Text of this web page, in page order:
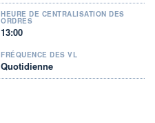
HEURE DE CENTRALISATION DES
ORDRES
13:00
FRÉQUENCE DES VL
Quotidienne